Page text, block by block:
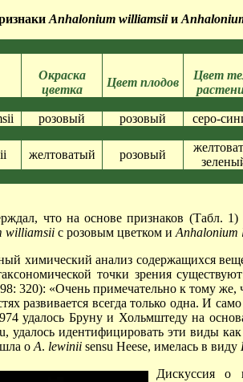
Anhalonium williamsiiи
Окраска
цветка
Цвет плодов
Цвет
розовый розовый серо-
желтоватый розовый
что на основе признаков (Табл.
williamsii с розовым цветком иAnhalonium
химический анализ содержащихся
точки зрения
320): «Очень примечательно к тому же,
развивается всегда только одна. И
удалось Бруну и Хольмштеду на
удалось идентифицировать эти виды
шла оA. lewinii sensu Heese, имелась в виду
Дискуссия о